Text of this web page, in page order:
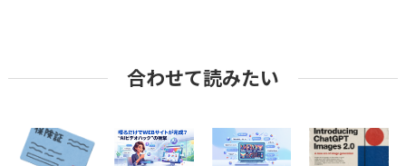
合わせて読みたい